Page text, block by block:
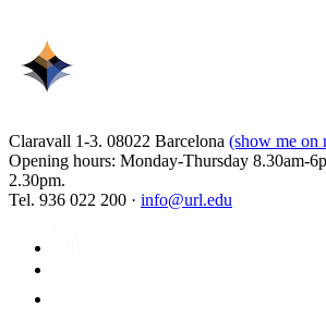
Claravall 1-3. 08022 Barcelona (show me on
Opening hours: Monday-Thursday 8.30am-
2.30pm.
Tel. 936 022 200 · info@url.edu